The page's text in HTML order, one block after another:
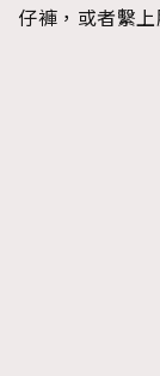
仔褲，或者繫